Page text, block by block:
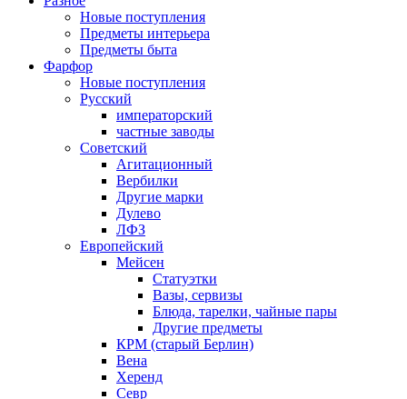
Новые поступления
Предметы интерьера
Предметы быта
Фарфор
Новые поступления
Русский
императорский
частные заводы
Советский
Агитационный
Вербилки
Другие марки
Дулево
ЛФЗ
Европейский
Мейсен
Статуэтки
Вазы, сервизы
Блюда, тарелки, чайные пары
Другие предметы
КРМ (старый Берлин)
Вена
Херенд
Севр